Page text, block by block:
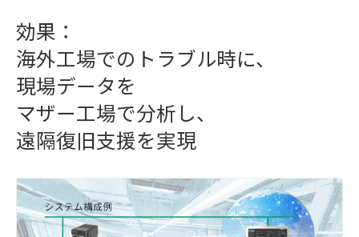
効果：
海外工場でのトラブル時に、
現場データを
マザー工場で分析し、
遠隔復旧支援を実現